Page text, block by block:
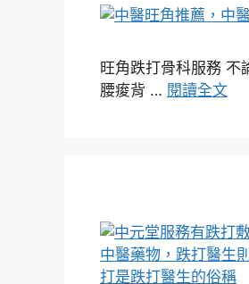
旺角跌打骨科服務 不
腰痠背 … 閱讀全文